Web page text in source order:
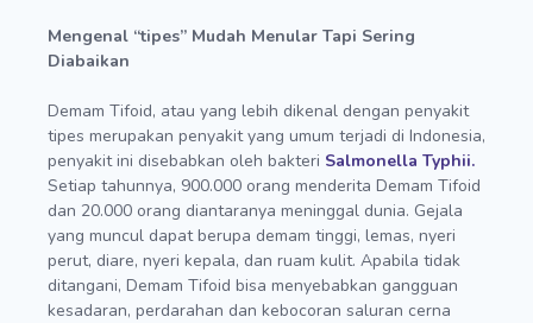
Mengenal “tipes” Mudah Menular Tapi Sering
Diabaikan
Demam Tifoid, atau yang lebih dikenal dengan penyakit
tipes merupakan penyakit yang umum terjadi di Indonesia,
penyakit ini disebabkan oleh bakteri Salmonella Typhii.
Setiap tahunnya, 900.000 orang menderita Demam Tifoid
dan 20.000 orang diantaranya meninggal dunia. Gejala
yang muncul dapat berupa demam tinggi, lemas, nyeri
perut, diare, nyeri kepala, dan ruam kulit. Apabila tidak
ditangani, Demam Tifoid bisa menyebabkan gangguan
kesadaran, perdarahan dan kebocoran saluran cerna